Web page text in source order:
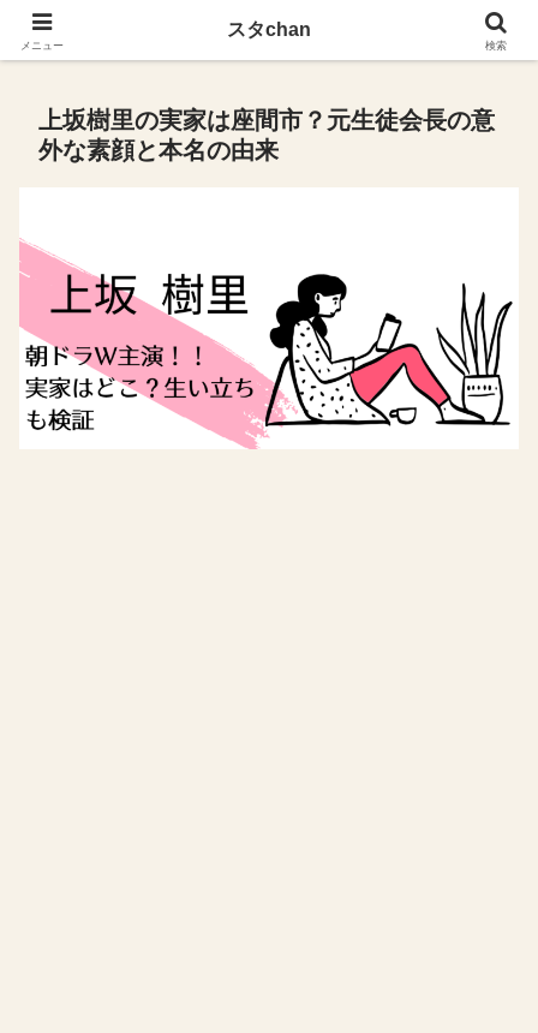
スタchan
上坂樹里の実家は座間市？元生徒会長の意
外な素顔と本名の由来
メニュー
スタchan
検索